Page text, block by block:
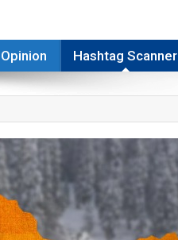
Opinion Hashtag Scanner